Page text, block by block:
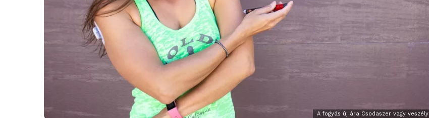
A fogyás új ára Csodaszer vagy veszély